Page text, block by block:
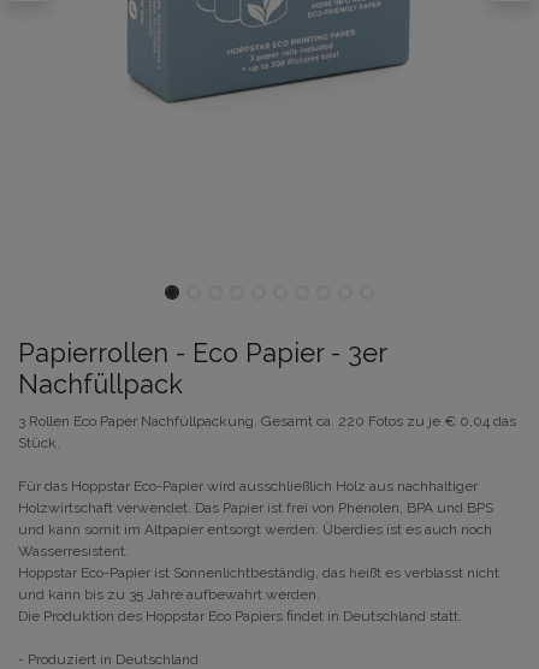
​Papierrollen - Eco Papier - 3er
Nachfüllpack
3 Rollen Eco Paper Nachfüllpackung. Gesamt ca. 220 Fotos zu je € 0,04 das
Stück.
Für das Hoppstar Eco-Papier wird ausschließlich Holz aus nachhaltiger
Holzwirtschaft verwendet. Das Papier ist frei von Phenolen, BPA und BPS
und kann somit im Altpapier entsorgt werden. Überdies ist es auch noch
Wasserresistent.
Hoppstar Eco-Papier ist Sonnenlichtbeständig, das heißt es verblasst nicht
und kann bis zu 35 Jahre aufbewahrt werden.
Die Produktion des Hoppstar Eco Papiers findet in Deutschland statt.
- Produziert in Deutschland